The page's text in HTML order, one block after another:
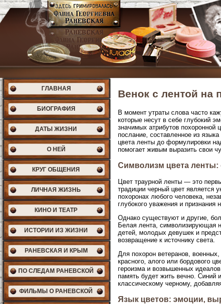
ГЛАВНАЯ
БИОГРАФИЯ
ДАТЫ ЖИЗНИ
О НЕЙ
КРУГ ОБЩЕНИЯ
ЛИЧНАЯ ЖИЗНЬ
КИНО И ТЕАТР
ИСТОРИИ ИЗ ЖИЗНИ
РАНЕВСКАЯ И КРЫМ
ПО СЛЕДАМ РАНЕВСКОЙ
ФИЛЬМЫ О РАНЕВСКОЙ
Венок с лентой
В момент утраты слова часто
которые несут в себе глубокий
значимых атрибутов похоронной
послание, составленное из
цвета ленты до формулировки
помогает живым выразить свои
Символизм цвета ленты:
Цвет траурной ленты — это
традиции черный цвет является
похоронах любого человека,
глубокого уважения и признания
Однако существуют и другие,
Белая лента, символизирующая
детей, молодых девушек и
возвращение к источнику света.
Для похорон ветеранов,
красного, алого или бордового
героизма и возвышенных
память будет жить вечно. Синий
классическому черному,
Язык цветов: эмоции,